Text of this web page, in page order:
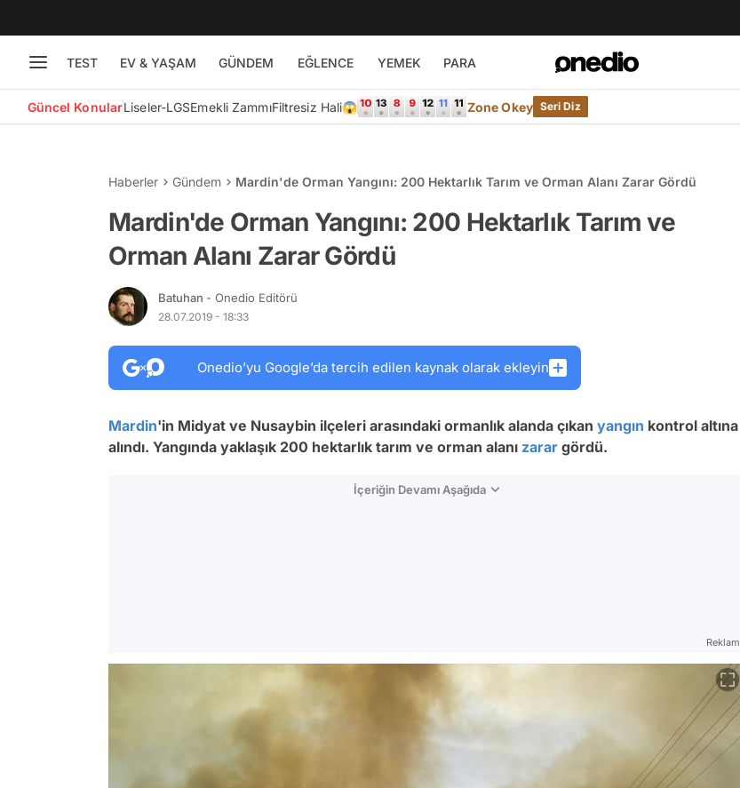
TEST EV & YAŞAM GÜNDEM EĞLENCE YEMEK PARA
Güncel KonularLiseler-LGSEmekli ZammıFiltresiz Hali😱 Zone Okey Seri Diz
Haberler Gündem Mardin'de Orman Yangını: 200 Hektarlık Tarım ve Orman Alanı Zarar Gördü
Mardin'de Orman Yangını: 200 Hektarlık Tarım ve
Orman Alanı Zarar Gördü
Batuhan - Onedio Editörü
28.07.2019 - 18:33
Onedio’yu Google’da tercih edilen kaynak olarak ekleyin
Mardin'in Midyat ve Nusaybin ilçeleri arasındaki ormanlık alanda çıkan yangın kontrol altına
alındı. Yangında yaklaşık 200 hektarlık tarım ve orman alanı zarar gördü.
İçeriğin Devamı Aşağıda
Reklam